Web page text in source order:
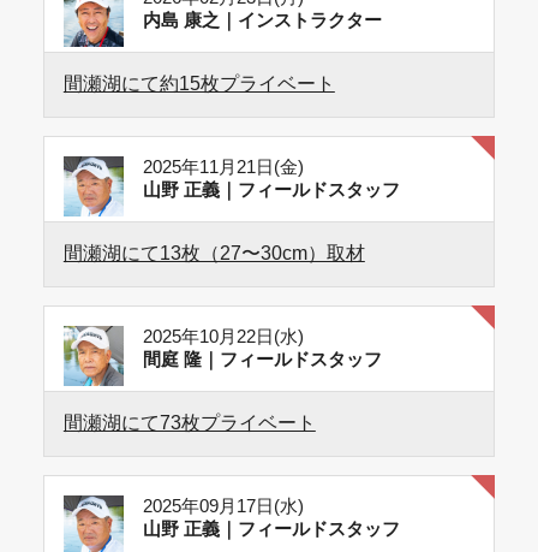
内島 康之｜インストラクター
間瀬湖にて約15枚プライベート
2025年11月21日(金)
山野 正義｜フィールドスタッフ
間瀬湖にて13枚（27〜30cm）取材
2025年10月22日(水)
間庭 隆｜フィールドスタッフ
間瀬湖にて73枚プライベート
2025年09月17日(水)
山野 正義｜フィールドスタッフ